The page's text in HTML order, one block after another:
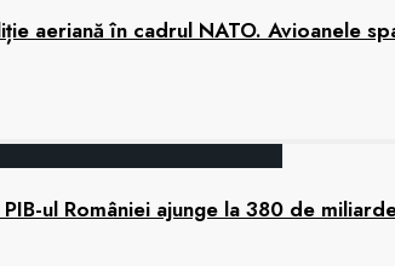
aeriană în cadrul NATO. Avioanele
ul României ajunge la 380 de